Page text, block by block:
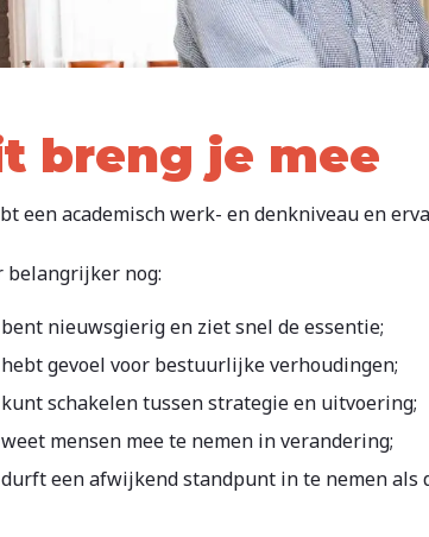
breng je mee
een academisch werk- en denkniveau en
belangrijker nog:
nieuwsgierig en ziet snel de essentie;
gevoel voor bestuurlijke verhoudingen;
schakelen tussen strategie en uitvoering;
mensen mee te nemen in verandering;
een afwijkend standpunt in te nemen als